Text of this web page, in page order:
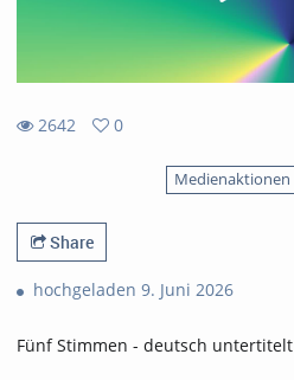
2642
0
Medienaktionen
Share
hochgeladen 9. Juni 2026
Fünf Stimmen - deutsch untertitelt